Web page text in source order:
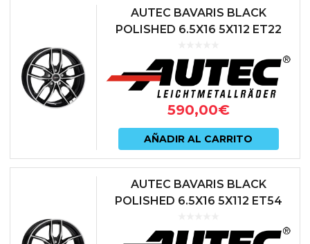
AUTEC BAVARIS BLACK
POLISHED 6.5X16 5X112 ET22
590,00€
AÑADIR AL CARRITO
AUTEC BAVARIS BLACK
POLISHED 6.5X16 5X112 ET54